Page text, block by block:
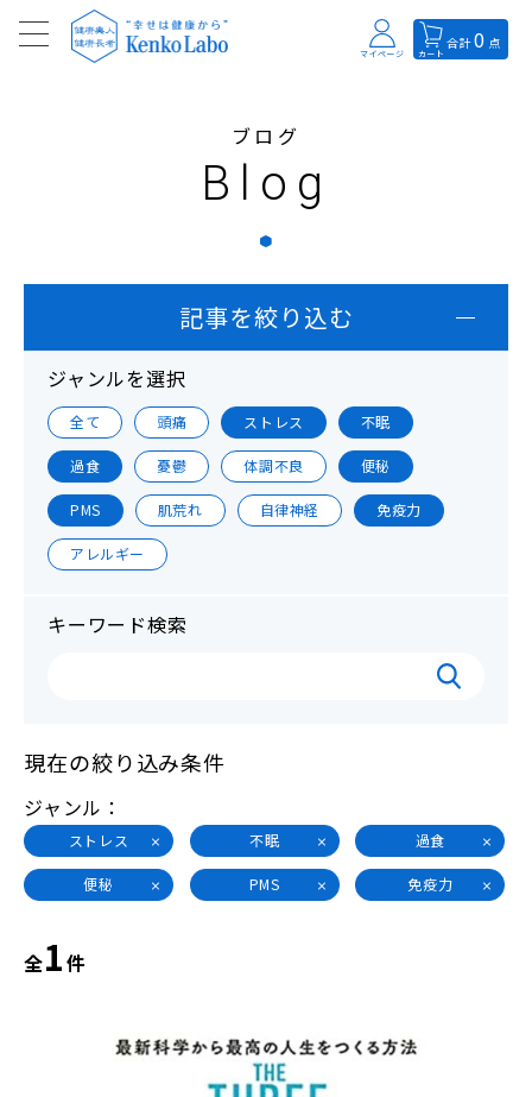
マイページ カート
合計0 点
ブログ
Blog
記事を絞り込む
ジャンルを選択
全て 頭痛 ストレス 不眠
過食 憂鬱 体調不良 便秘
PMS 肌荒れ 自律神経 免疫力
アレルギー
キーワード検索
現在の絞り込み条件
ジャンル
ストレス 不眠 過食
便秘 PMS 免疫力
全1件